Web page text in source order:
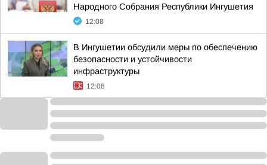
Народного Собрания Республики Ингушетия
12:08
В Ингушетии обсудили меры по обеспечению
безопасности и устойчивости
инфраструктуры
12:08